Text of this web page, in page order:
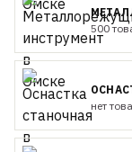
500
нет